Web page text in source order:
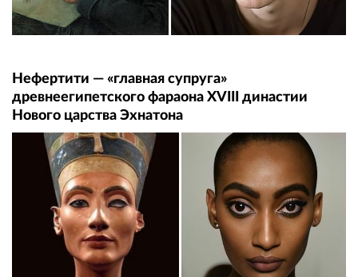
Нефертити — «главная супруга»
древнеегипетского фараона XVIII династии
Нового царства Эхнатона